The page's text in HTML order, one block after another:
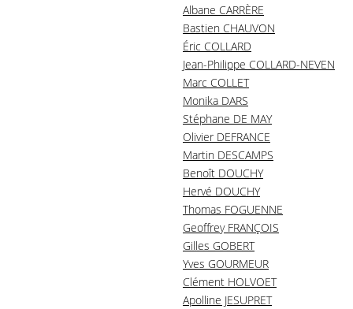
Albane CARRÈRE
Bastien CHAUVON
Éric COLLARD
Jean-Philippe COLLARD-NEVEN
Marc COLLET
Monika DARS
Stéphane DE MAY
Olivier DEFRANCE
Martin DESCAMPS
Benoît DOUCHY
Hervé DOUCHY
Thomas FOGUENNE
Geoffrey FRANÇOIS
Gilles GOBERT
Yves GOURMEUR
Clément HOLVOET
Apolline JESUPRET